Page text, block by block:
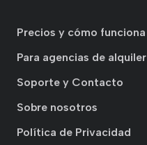
Precios y cómo funciona
Para agencias de alquiler
Soporte y Contacto
Sobre nosotros
Política de Privacidad